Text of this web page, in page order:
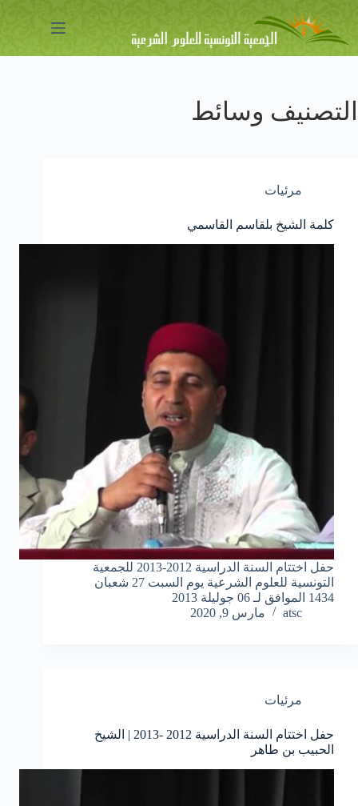
المحتوى
التصنيف وسائط
مرئيات
كلمة الشيخ بلقاسم القاسمي
حفل اختتام السنة الدراسية 2012-2013 للجمعية
التونسية للعلوم الشرعية يوم السبت 27 شعبان
1434 الموافق لـ 06 جوليلة 2013
atsc
مارس 9, 2020
مرئيات
حفل اختتام السنة الدراسية 2012 -2013 | الشيخ
الحبيب بن طاهر